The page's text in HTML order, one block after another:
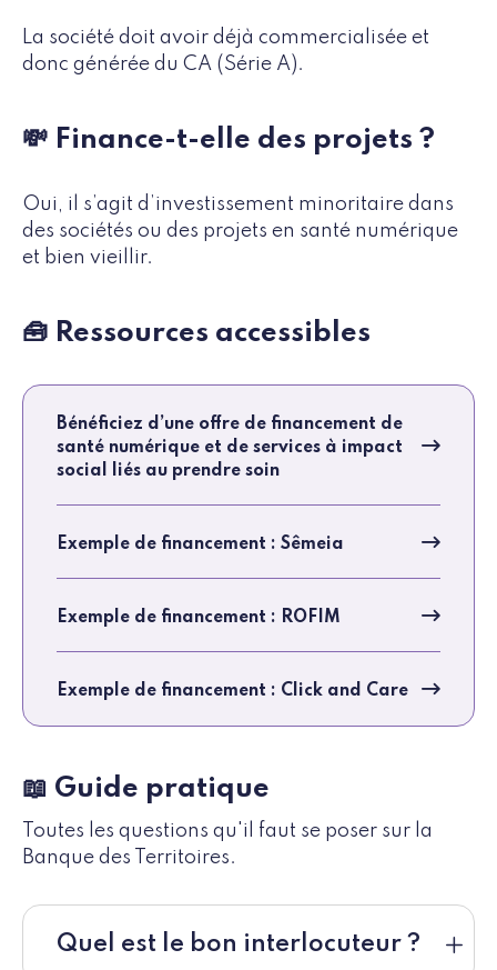
La société doit avoir déjà commercialisée et
donc générée du CA (Série A).
💸 Finance-t-elle des projets ?
Oui, il s’agit d’investissement minoritaire dans
des sociétés ou des projets en santé numérique
et bien vieillir.
🧰 Ressources accessibles
Bénéficiez d’une offre de financement de
santé numérique et de services à impact
social liés au prendre soin
Exemple de financement : Sêmeia
Exemple de financement : ROFIM
Exemple de financement : Click and Care
📖 Guide pratique
Toutes les questions qu'il faut se poser sur la
Banque des Territoires.
Quel est le bon interlocuteur ?